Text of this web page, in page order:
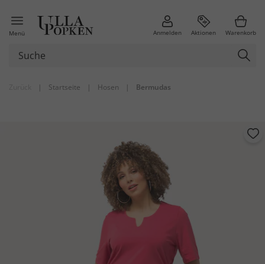
Menü Anmelden Aktionen Warenkorb
| Startseite | Hosen | Bermudas